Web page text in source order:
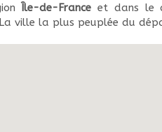
Île-de-France et dans le
ville la plus peuplée du